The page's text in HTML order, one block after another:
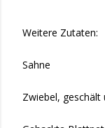
Weitere Zutaten:
Sahne
Zwiebel, geschält